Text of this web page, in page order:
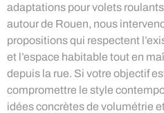
adaptations pour volets
autour de Rouen, nous
propositions qui respectent
et l’espace habitable tout en
depuis la rue. Si votre objectif
compromettre le style
idées concrètes de volumétrie